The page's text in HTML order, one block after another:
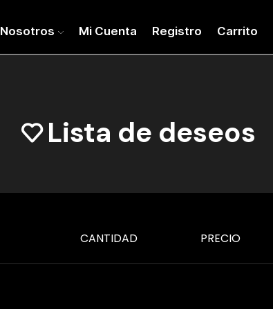
Nosotros Mi Cuenta Registro Carrito
Lista de deseos
CANTIDAD PRECIO